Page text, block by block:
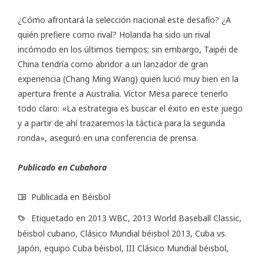
¿Cómo afrontará la selección nacional este desafío? ¿A
quién prefiere como rival? Holanda ha sido un rival
incómodo en los últimos tiempos; sin embargo, Taipéi de
China tendría como abridor a un lanzador de gran
experiencia (Chang Ming Wang) quien lució muy bien en la
apertura frente a Australia. Víctor Mesa parece tenerlo
todo claro: «La estrategia es buscar el éxito en este juego
y a partir de ahí trazaremos la táctica para la segunda
ronda», aseguró en una conferencia de prensa.
Publicado en Cubahora
Publicada en Béisbol
Etiquetado en 2013 WBC, 2013 World Baseball Classic,
béisbol cubano, Clásico Mundial béisbol 2013, Cuba vs.
Japón, equipo Cuba béisbol, III Clásico Mundial béisbol,